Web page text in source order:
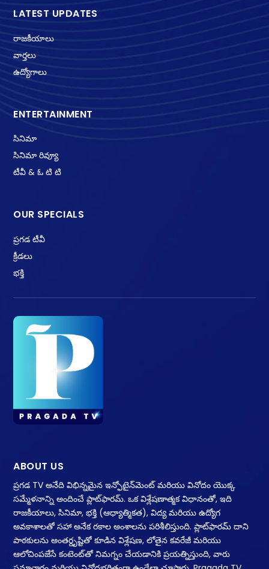
LATEST UPDATES
రాజకీయాలు
వార్తలు
ఉద్యోగాలు
ENTERTAINMENT
సినిమా
సినిమా రివ్యూ
టీవీ & ఓ టి టి
OUR SPECIALS
ప్రగడ టీవీ
క్రీడలు
భక్తి
ABOUT US
ప్రగడ TV అనేది విభిన్నమైన ఇన్ఫోటైన్‌మెంట్ మరియు వినోదం యొక్క
సమ్మేళనాన్ని అందించే ప్లాట్‌ఫారమ్. ఒక విశ్లేషణాత్మక విధానంతో, ఇది
రాజకీయాలు, సినిమా, భక్తి (ఆధ్యాత్మికత), విద్య మరియు ఉద్యోగ
అవకాశాలతో సహా అనేక రకాల అంశాలను పరిశీలిస్తుంది. ప్లాట్‌ఫారమ్ దాని
పాఠకులను అంతర్దృష్టితో కూడిన విశ్లేషణ, లోతైన కవరేజీ మరియు
ఆలోచింపజేసే కంటెంట్‌తో నిమగ్నం చేయడానికి ప్రయత్నిస్తుంది, వారు